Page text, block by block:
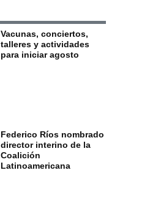
Vacunas, conciertos,
talleres y actividades
para iniciar agosto
Federico Ríos nombrado
director interino de la
Coalición
Latinoamericana